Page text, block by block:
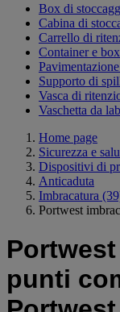
Box di
Cabina di
Carrello di
Container e
Supporto di
Vasca di
Vaschetta da
Home page
Sicurezza e
Dispositivi di
Anticaduta
Imbracatura
Portwest
punti